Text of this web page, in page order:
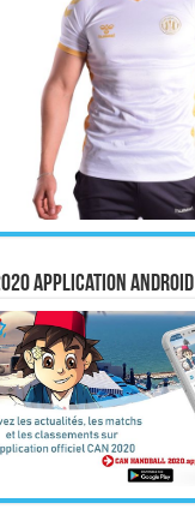
Application Android